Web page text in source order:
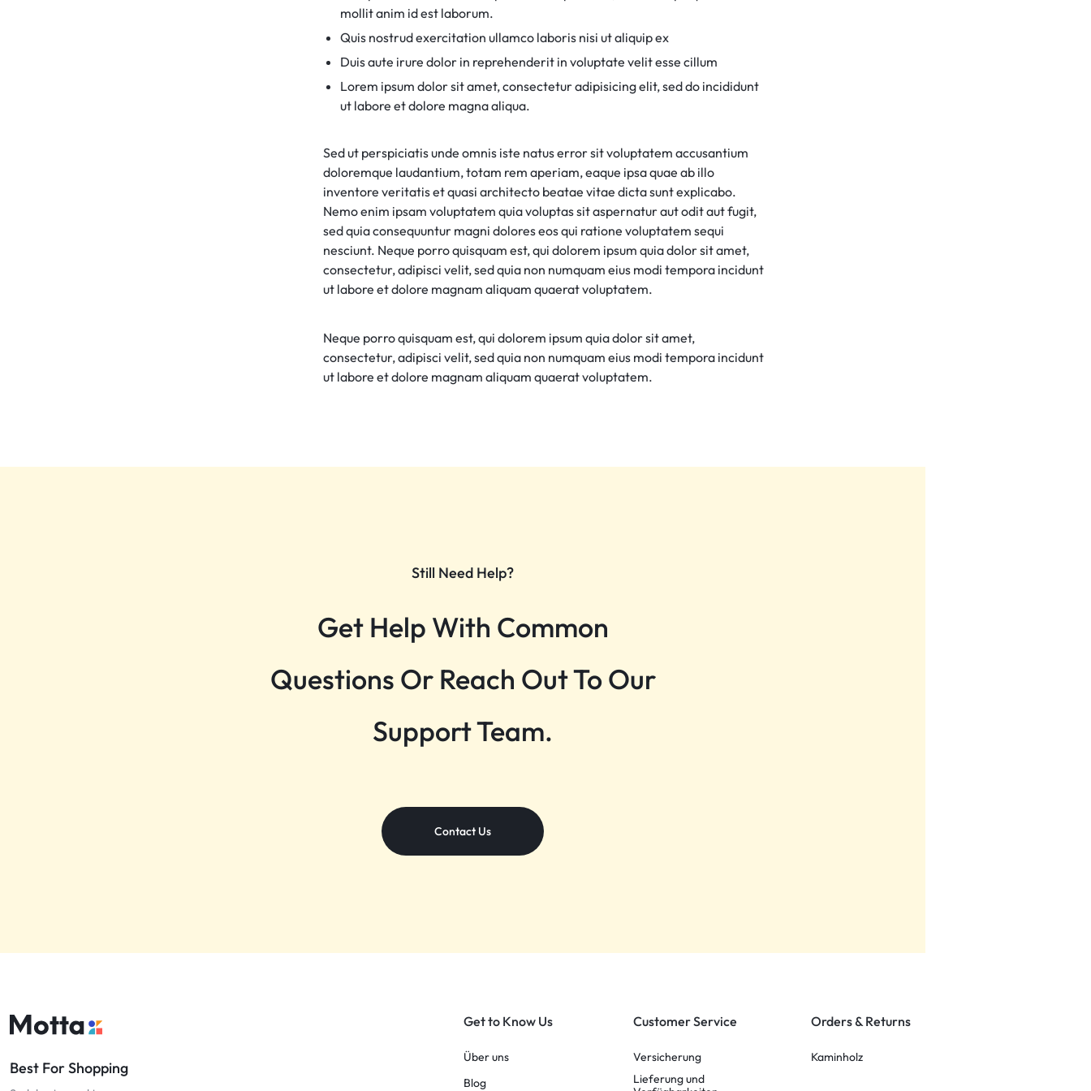
mollit anim id est laborum.
Quis nostrud exercitation ullamco laboris nisi ut aliquip ex
Duis aute irure dolor in reprehenderit in voluptate velit esse cillum
Lorem ipsum dolor sit amet, consectetur adipisicing elit, sed do incididunt
ut labore et dolore magna aliqua.
Sed ut perspiciatis unde omnis iste natus error sit voluptatem accusantium
doloremque laudantium, totam rem aperiam, eaque ipsa quae ab illo
inventore veritatis et quasi architecto beatae vitae dicta sunt explicabo.
Nemo enim ipsam voluptatem quia voluptas sit aspernatur aut odit aut fugit,
sed quia consequuntur magni dolores eos qui ratione voluptatem sequi
nesciunt. Neque porro quisquam est, qui dolorem ipsum quia dolor sit amet,
consectetur, adipisci velit, sed quia non numquam eius modi tempora incidunt
ut labore et dolore magnam aliquam quaerat voluptatem.
Neque porro quisquam est, qui dolorem ipsum quia dolor sit amet,
consectetur, adipisci velit, sed quia non numquam eius modi tempora incidunt
ut labore et dolore magnam aliquam quaerat voluptatem.
Still Need Help?
Get Help With Common
Questions Or Reach Out To Our
Support Team.
Contact Us
Best For Shopping
Get to Know Us
Über uns
Blog
Customer Service
Versicherung
Lieferung und
Orders & Returns
Kaminholz